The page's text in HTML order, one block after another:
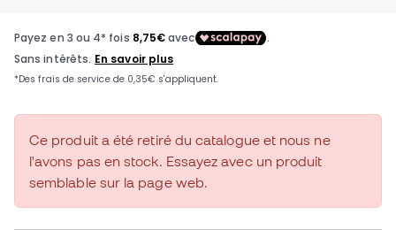
Ce produit a été retiré du catalogue et nous ne
l'avons pas en stock. Essayez avec un produit
semblable sur la page web.